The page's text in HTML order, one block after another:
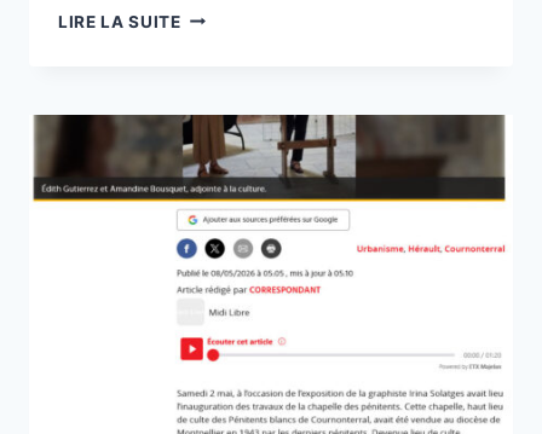
LIRE LA SUITELE
N’AVANCE
PAS
AUSSI
VITE
QUE
JE
VOUDRAIS
…
MAIS
IL